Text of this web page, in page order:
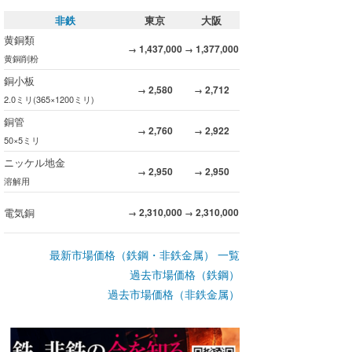
非鉄 東京
大阪
黄銅類
黄銅削粉
→ 1,437,000 → 1,377,000
銅小板
2.0ミリ(365×1200ミリ)
→ 2,580 → 2,712
銅管
50×5ミリ
→ 2,760 → 2,922
ニッケル地金
溶解用
→ 2,950 → 2,950
電気銅 → 2,310,000 → 2,310,000
最新市場価格（鉄鋼・非鉄金属） 一覧
過去市場価格（鉄鋼）
過去市場価格（非鉄金属）